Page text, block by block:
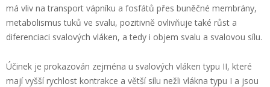
má vliv na transport vápníku a fosfátů přes buněčné membrány,
metabolismus tuků ve svalu, pozitivně ovlivňuje také růst a
diferenciaci svalových vláken, a tedy i objem svalu a svalovou sílu.
Účinek je prokazován zejména u svalových vláken typu II, které
mají vyšší rychlost kontrakce a větší sílu nežli vlákna typu I a jsou